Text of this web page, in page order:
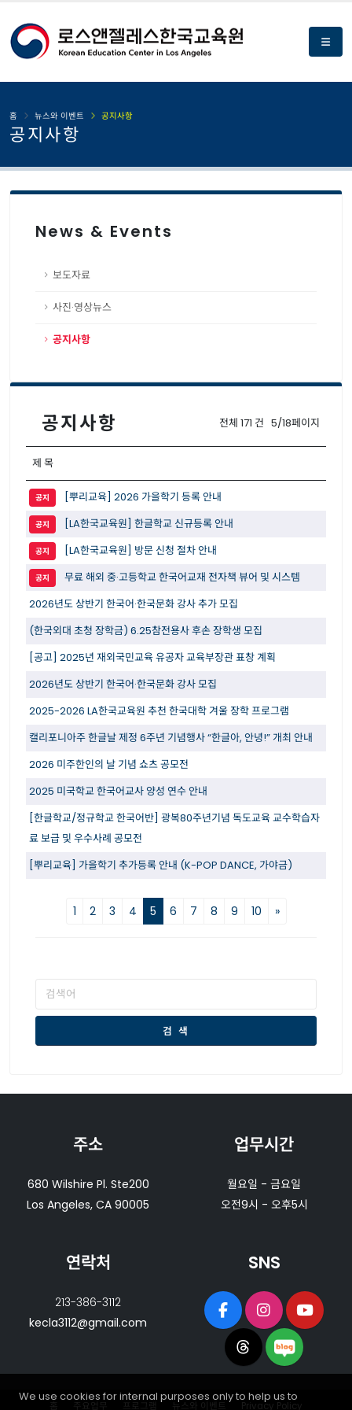
We use cookies for internal purposes only to help us to
공지사항
홈 뉴스와 이벤트 공지사항
News & Events
보도자료
사진·영상뉴스
공지사항
공지사항 전체 171 건 5/18페이지
제 목
공지 [뿌리교육] 2026 가을학기 등록 안내
공지 [LA한국교육원] 한글학교 신규등록 안내
공지 [LA한국교육원] 방문 신청 절차 안내
공지
무료 해외 중·고등학교 한국어교재 전자책 뷰어 및 시스템
2026년도 상반기 한국어·한국문화 강사 추가 모집
(한국외대 초청 장학금) 6.25참전용사 후손 장학생 모집
[공고] 2025년 재외국민교육 유공자 교육부장관 표창 계획
2026년도 상반기 한국어·한국문화 강사 모집
2025-2026 LA한국교육원 추천 한국대학 겨울 장학 프로그램
캘리포니아주 한글날 제정 6주년 기념행사 “한글아, 안녕!” 개최 안내
2026 미주한인의 날 기념 쇼츠 공모전
2025 미국학교 한국어교사 양성 연수 안내
[한글학교/정규학교 한국어반] 광복80주년기념 독도교육 교수학습자
료 보급 및 우수사례 공모전
[뿌리교육] 가을학기 추가등록 안내 (K-POP DANCE, 가야금)
1 2 3 4 5 6 7 8 9 10 »
검 색
주소
680 Wilshire Pl. Ste200
Los Angeles, CA 90005
업무시간
월요일 - 금요일
오전9시 - 오후5시
연락처
213-386-3112
kecla3112@gmail.com
SNS
홈 주요업무 프로그램 뉴스와 이벤트 Privacy Policy